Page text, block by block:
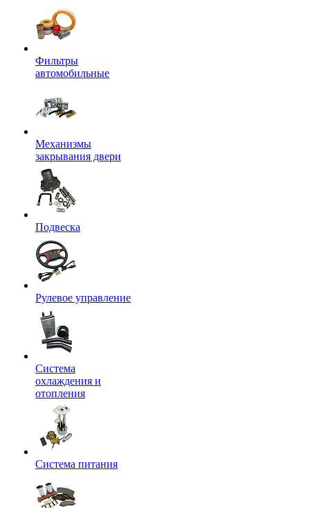
Фильтры
автомобильные
Механизмы
закрывания двери
Подвеска
Рулевое управление
Система
охлаждения и
отопления
Система питания